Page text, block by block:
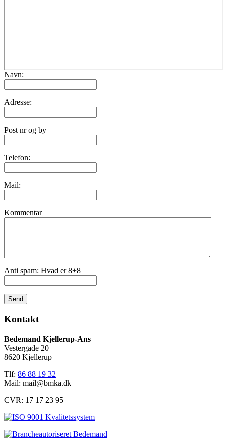
Navn:
Adresse:
Post nr og by
Telefon:
Mail:
Kommentar
Anti spam: Hvad er 8+8
Send
Kontakt
Bedemand Kjellerup-Ans
Vestergade 20
8620 Kjellerup
Tlf: 86 88 19 32
Mail: mail@bmka.dk
CVR: 17 17 23 95